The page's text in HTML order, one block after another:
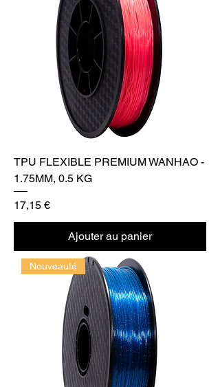
TPU FLEXIBLE PREMIUM WANHAO -
1.75MM, 0.5 KG
Prix
17,15 €
Ajouter au panier
Nouveauté